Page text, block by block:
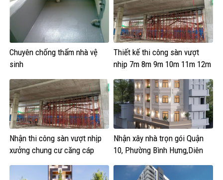
Chuyên chống thấm nhà vệ
sinh
Thiết kế thi công sàn vượt
nhịp 7m 8m 9m 10m 11m 12m
Nhận thi công sàn vượt nhịp
xưởng chung cư căng cáp
Nhận xây nhà trọn gói Quận
10, Phường Bình Hưng,Diên